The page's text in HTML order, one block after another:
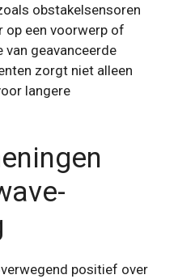
obstakelsensoren
op een voorwerp of
van geavanceerde
zorgt niet alleen
langere
positief over